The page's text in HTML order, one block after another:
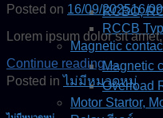
RCBO,
RCCB
Magnetic
Magnetic
Overload
Motor Startor,
Posted on 16/09/202516/
Lorem ipsum dolor sit
Continue reading→
Posted inไม่มีหมวดหมู่